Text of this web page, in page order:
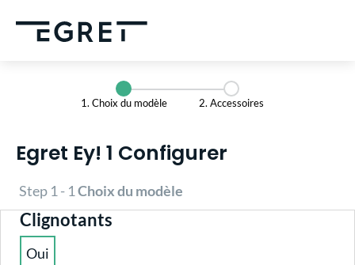
principal
1. Choix du modèle 2. Accessoires
Egret Ey! 1 Configurer
Step 1 - 1 Choix du modèle
Sélectionnez
Clignotants
Oui(Cette option n'est pas disponible pour le moment.)